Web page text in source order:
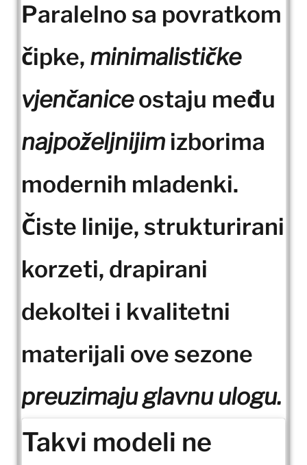
Paralelno sa povratkom
čipke, minimalističke
vjenčaniceostaju među
najpoželjnijim izborima
modernih mladenki.
Čiste linije, strukturirani
korzeti, drapirani
dekoltei i kvalitetni
materijali ove sezone
preuzimaju glavnu ulogu.
Takvi modeli ne